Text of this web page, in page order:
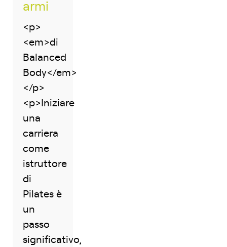
armi
<p>
<em>di
Balanced
Body</em>
</p>
<p>Iniziare
una
carriera
come
istruttore
di
Pilates è
un
passo
significativo,